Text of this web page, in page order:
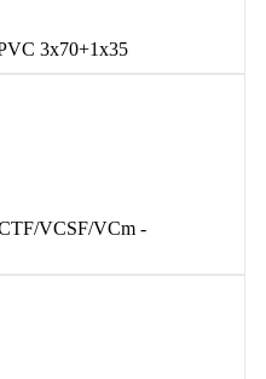
3x70+1x35
VCSF/VCm -